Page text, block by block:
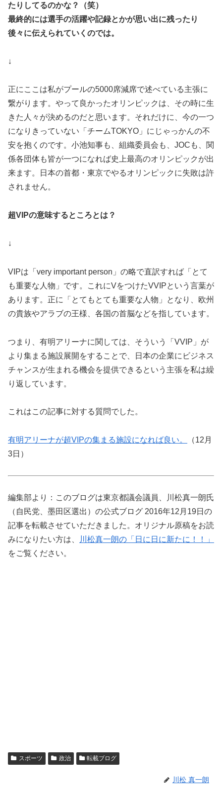
たりしてるのかな？（笑）
最終的には選手の活躍や記録とかが思い出に残ったり
後々に伝えられていくのでは。
↓
正にここは私がプールの5000席減席で述べている主張に
繋がります。やって良かったオリンピックは、その時に生
きた人々が決めるのだと思います。それだけに、今の一つ
になりきっていない「チームTOKYO」にじゃっかんの不
安を抱くのです。小池知事も、組織委員会も、JOCも、関
係各団体も皆が一つになれば史上最高のオリンピックが出
来ます。日本の首都・東京でやるオリンピックに失敗は許
されません。
超VIPの意味するところとは？
↓
VIPは「very important person」の略で直訳すれば「とて
も重要な人物」です。これにVをつけたVVIPという言葉が
あります。正に「とてもとても重要な人物」となり、欧州
の貴族やアラブの王様、各国の首脳などを指しています。
つまり、有明アリーナに関しては、そういう「VVIP」が
より集まる施設展開をすることで、日本の企業にビジネス
チャンスが生まれる機会を提供できるという主張を私は繰
り返しています。
これはこの記事に対する質問でした。
有明アリーナが超VIPの集まる施設になれば良い。
（12月
3日）
編集部より：このブログは東京都議会議員、川松真一朗氏
（自民党、墨田区選出）の公式ブログ 2016年12月19日の
記事を転載させていただきました。オリジナル原稿をお読
みになりたい方は、
川松真一朗の「日に日に新たに！！」
をご覧ください。
スポーツ 政治 転載ブログ
川松 真一朗